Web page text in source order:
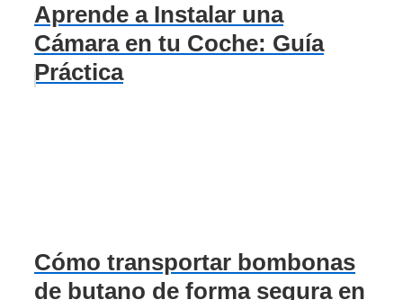
Aprende a Instalar una
Cámara en tu Coche: Guía
Práctica
Cómo transportar bombonas
de butano de forma segura en